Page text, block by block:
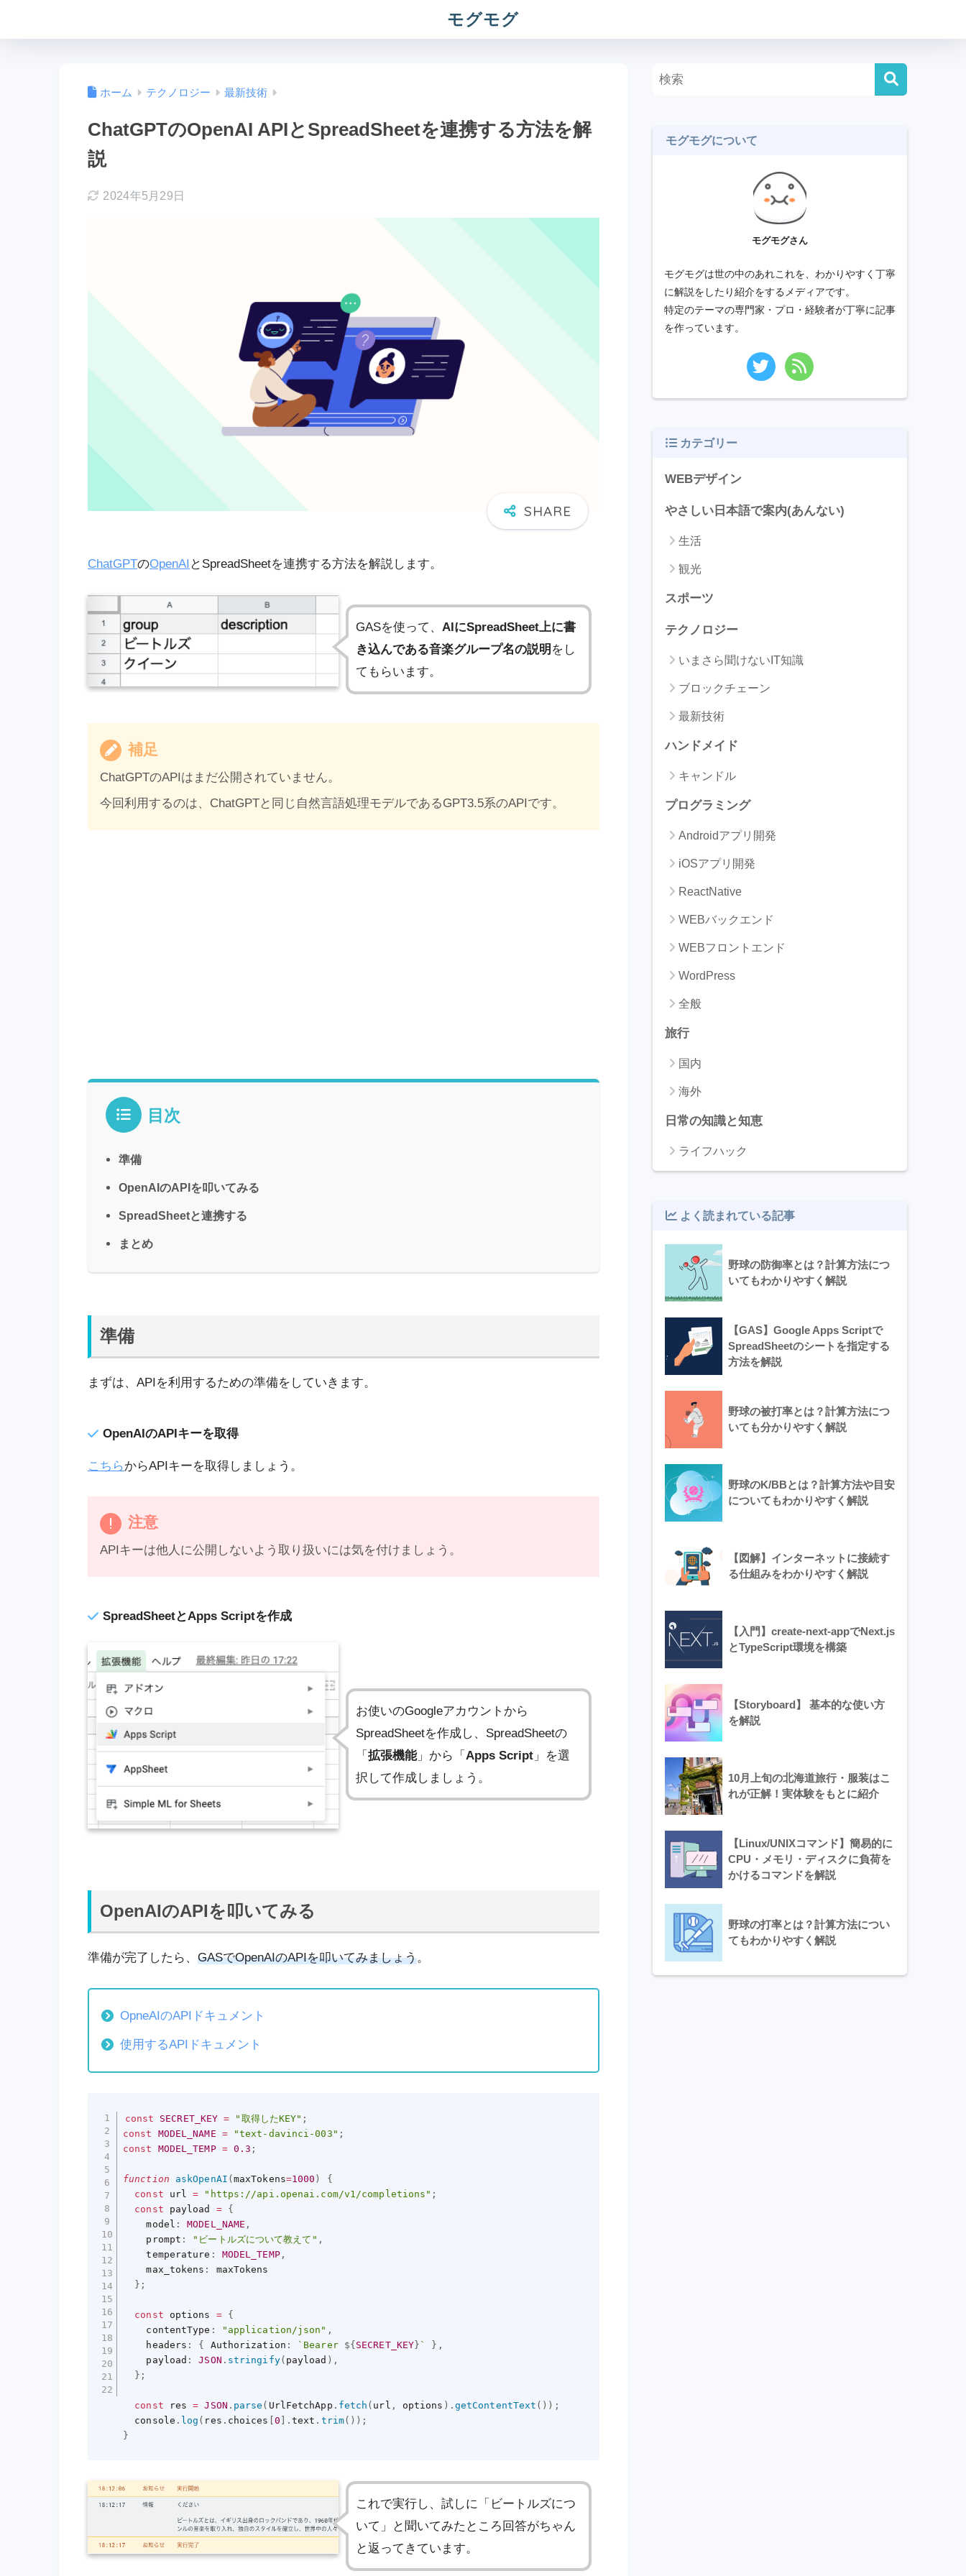
モグモグ
ホーム テクノロジー 最新技術
ChatGPTのOpenAI APIとSpreadSheetを連携する方法を解
説
2024年5月29日
ChatGPTのOpenAI とSpreadSheetを連携する方法を解説します。
GASを使って、 AIにSpreadSheet上に書
き込んである音楽グループ名の説明 をし
てもらいます。
補足
ChatGPTのAPIはまだ公開されていません。
今回利用するのは、ChatGPTと同じ自然言語処理モデルであるGPT3.5系のAPIです。
目次
準備
OpenAIのAPIを叩いてみる
SpreadSheetと連携する
まとめ
準備
まずは、APIを利用するための準備をしていきます。
OpenAIのAPIキーを取得
こちらからAPIキーを取得しましょう。
注意
APIキーは他人に公開しないよう取り扱いには気を付けましょう。
SpreadSheetとApps Scriptを作成
お使いのGoogleアカウントから
SpreadSheetを作成し、SpreadSheetの
「 拡張機能」から「 Apps Script 」を選
択して作成しましょう。
OpenAIのAPIを叩いてみる
準備が完了したら、 GASでOpenAIのAPIを叩いてみましょう。
OpneAIのAPIドキュメント
使用するAPIドキュメント
const SECRET_KEY = "取得したKEY" ;
const
MODEL_NAME = "text-davinci-003" ;
const
MODEL_TEMP = 0.3 ;
function askOpenAI (maxTokens=1000 )
{
const url = "https://api.openai.com/v1/completions" ;
const payload =
{
    model
: MODEL_NAME ,
    prompt
: "ビートルズについて教えて" ,
    temperature
: MODEL_TEMP,
    max_tokens
:
maxTokens
} ;
const options =
{
    contentType
: "application/json" ,
    headers
: { Authorization : `Bearer ${SECRET_KEY} ` } ,
    payload
: JSON . stringify( payload ) ,
} ;
const res = JSON . parse ( UrlFetchApp . fetch ( url , options ) . getContentText ( ) ) ;
  console
. log ( res . choices [0 ] . text . trim( ) ) ;
}
これで実行し、試しに「ビートルズにつ
いて」と聞いてみたところ回答がちゃん
と返ってきています。
モグモグについて
モグモグさん
モグモグは世の中のあれこれを、わかりやすく丁寧
に解説をしたり紹介をするメディアです。
特定のテーマの専門家・プロ・経験者が丁寧に記事
を作っています。
カテゴリー
WEBデザイン
やさしい日本語で案内(あんない)
生活
観光
スポーツ
テクノロジー
いまさら聞けないIT知識
ブロックチェーン
最新技術
ハンドメイド
キャンドル
プログラミング
Androidアプリ開発
iOSアプリ開発
ReactNative
WEBバックエンド
WEBフロントエンド
WordPress
全般
旅行
国内
海外
日常の知識と知恵
ライフハック
よく読まれている記事
野球の防御率とは？計算方法につ
いてもわかりやすく解説
【GAS】Google Apps Scriptで
SpreadSheetのシートを指定する
方法を解説
野球の被打率とは？計算方法につ
いても分かりやすく解説
野球のK/BBとは？計算方法や目安
についてもわかりやすく解説
【図解】インターネットに接続す
る仕組みをわかりやすく解説
【入門】create-next-appでNext.js
とTypeScript環境を構築
【Storyboard】 基本的な使い方
を解説
10月上旬の北海道旅行・服装はこ
れが正解！実体験をもとに紹介
【Linux/UNIXコマンド】簡易的に
CPU・メモリ・ディスクに負荷を
かけるコマンドを解説
野球の打率とは？計算方法につい
てもわかりやすく解説